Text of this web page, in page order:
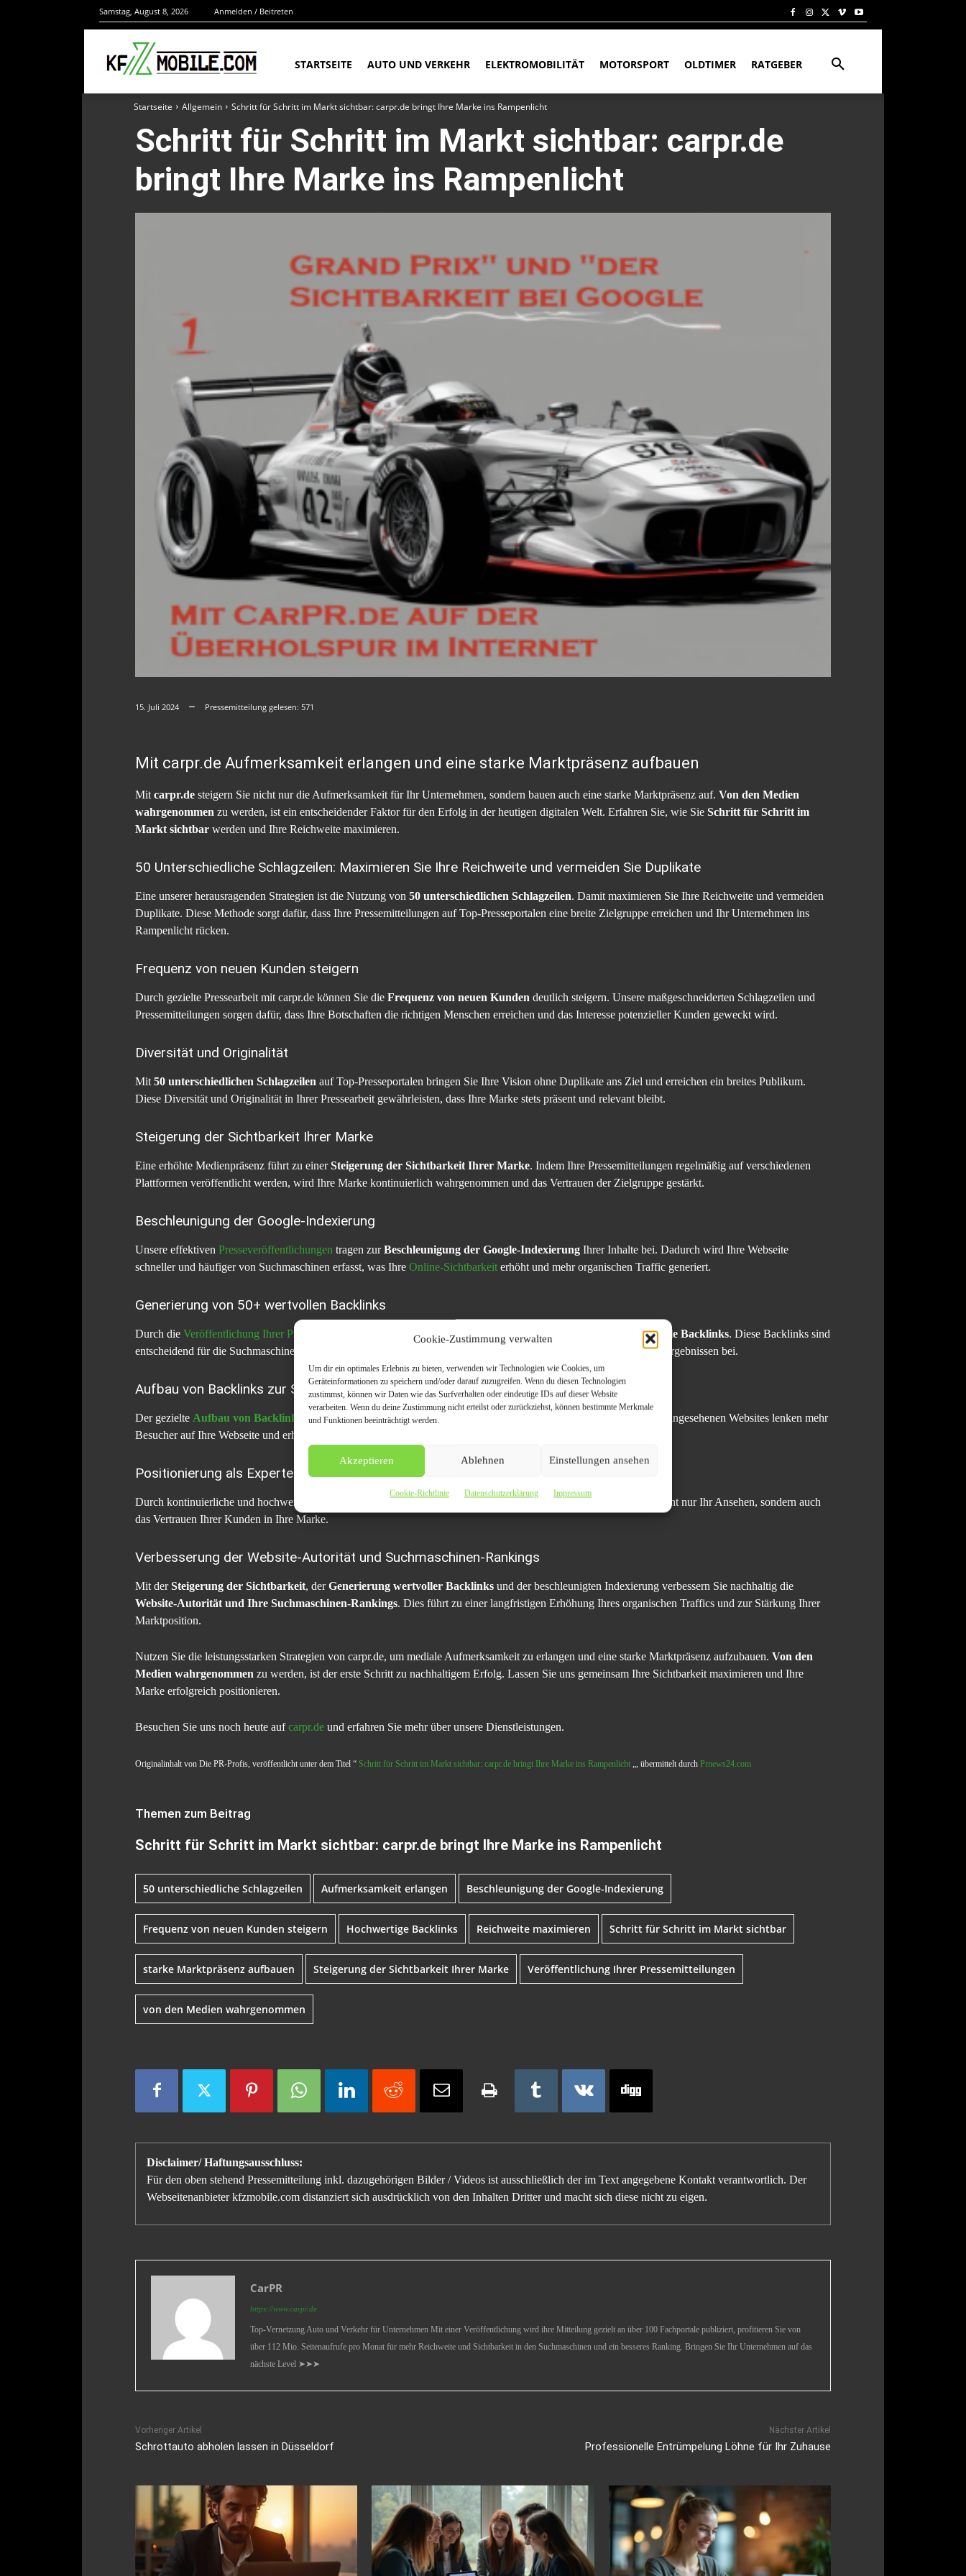
Cookie-Zustimmung verwalten
Um dir ein optimales Erlebnis zu bieten, verwenden wir Technologien wie Cookies, um
Geräteinformationen zu speichern und/oder darauf zuzugreifen. Wenn du diesen Technologien
zustimmst, können wir Daten wie das Surfverhalten oder eindeutige IDs auf dieser Website
verarbeiten. Wenn du deine Zustimmung nicht erteilst oder zurückziehst, können bestimmte Merkmale
und Funktionen beeinträchtigt werden.
Akzeptieren Ablehnen Einstellungen ansehen
Cookie-Richtlinie Datenschutzerklärung Impressum
Samstag, August 8, 2026 Anmelden / Beitreten
STARTSEITE AUTO UND VERKEHR ELEKTROMOBILITÄT MOTORSPORT OLDTIMER RATGEBER
Startseite Allgemein Schritt für Schritt im Markt sichtbar: carpr.de bringt Ihre Marke ins Rampenlicht
Schritt für Schritt im Markt sichtbar: carpr.de
bringt Ihre Marke ins Rampenlicht
15. Juli 2024 Pressemitteilung gelesen: 571
Mit carpr.de Aufmerksamkeit erlangen und eine starke Marktpräsenz aufbauen
Mit carpr.de steigern Sie nicht nur die Aufmerksamkeit für Ihr Unternehmen, sondern bauen auch eine starke Marktpräsenz auf. Von den Medien
wahrgenommen zu werden, ist ein entscheidender Faktor für den Erfolg in der heutigen digitalen Welt. Erfahren Sie, wie Sie Schritt für Schritt im
Markt sichtbar werden und Ihre Reichweite maximieren.
50 Unterschiedliche Schlagzeilen: Maximieren Sie Ihre Reichweite und vermeiden Sie Duplikate
Eine unserer herausragenden Strategien ist die Nutzung von 50 unterschiedlichen Schlagzeilen. Damit maximieren Sie Ihre Reichweite und vermeiden
Duplikate. Diese Methode sorgt dafür, dass Ihre Pressemitteilungen auf Top-Presseportalen eine breite Zielgruppe erreichen und Ihr Unternehmen ins
Rampenlicht rücken.
Frequenz von neuen Kunden steigern
Durch gezielte Pressearbeit mit carpr.de können Sie die Frequenz von neuen Kunden deutlich steigern. Unsere maßgeschneiderten Schlagzeilen und
Pressemitteilungen sorgen dafür, dass Ihre Botschaften die richtigen Menschen erreichen und das Interesse potenzieller Kunden geweckt wird.
Diversität und Originalität
Mit 50 unterschiedlichen Schlagzeilen auf Top-Presseportalen bringen Sie Ihre Vision ohne Duplikate ans Ziel und erreichen ein breites Publikum.
Diese Diversität und Originalität in Ihrer Pressearbeit gewährleisten, dass Ihre Marke stets präsent und relevant bleibt.
Steigerung der Sichtbarkeit Ihrer Marke
Eine erhöhte Medienpräsenz führt zu einerSteigerung der Sichtbarkeit Ihrer Marke. Indem Ihre Pressemitteilungen regelmäßig auf verschiedenen
Plattformen veröffentlicht werden, wird Ihre Marke kontinuierlich wahrgenommen und das Vertrauen der Zielgruppe gestärkt.
Beschleunigung der Google-Indexierung
Unsere effektiven Presseveröffentlichungen tragen zurBeschleunigung der Google-Indexierung Ihrer Inhalte bei. Dadurch wird Ihre Webseite
schneller und häufiger von Suchmaschinen erfasst, was Ihre Online-Sichtbarkeit erhöht und mehr organischen Traffic generiert.
Generierung von 50+ wertvollen Backlinks
Durch die Veröffentlichung Ihrer Pressemitteilungen auf Top-Presseportalen und Websites generieren Sie 50+ wertvolle Backlinks. Diese Backlinks sind
entscheidend für die Suchmaschinenoptimierung (SEO) und tragen zur Verbesserung Ihrer Platzierungen in den Suchergebnissen bei.
Aufbau von Backlinks zur Steigerung des Webseiten-Traffics
Der gezielte Aufbau von Backlinks trägt zurSteigerung des Webseiten-Traffics
von angesehenen Websites lenken mehr
Besucher auf Ihre Webseite und erhöhen die Chancen auf Kundengewinnung.
Positionierung als Experten durch hochwertige Pressearbeit
Durch kontinuierliche und hochwertige Pressearbeit positionieren Sie sich als Experte in Ihrer Branche. Dies stärkt nicht nur Ihr Ansehen, sondern auch
das Vertrauen Ihrer Kunden in Ihre Marke.
Verbesserung der Website-Autorität und Suchmaschinen-Rankings
Mit derSteigerung der Sichtbarkeit, derGenerierung wertvoller Backlinks und der beschleunigten Indexierung verbessern Sie nachhaltig die
Website-Autorität und Ihre Suchmaschinen-Rankings. Dies führt zu einer langfristigen Erhöhung Ihres organischen Traffics und zur Stärkung Ihrer
Marktposition.
Nutzen Sie die leistungsstarken Strategien von carpr.de, um mediale Aufmerksamkeit zu erlangen und eine starke Marktpräsenz aufzubauen. Von den
Medien wahrgenommen zu werden, ist der erste Schritt zu nachhaltigem Erfolg. Lassen Sie uns gemeinsam Ihre Sichtbarkeit maximieren und Ihre
Marke erfolgreich positionieren.
Besuchen Sie uns noch heute aufcarpr.de und erfahren Sie mehr über unsere Dienstleistungen.
Originalinhalt von Die PR-Profis, veröffentlicht unter dem Titel “ Schritt für Schritt im Markt sichtbar: carpr.de bringt Ihre Marke ins Rampenlicht „, übermittelt durch Prnews24.com
Themen zum Beitrag
Schritt für Schritt im Markt sichtbar: carpr.de bringt Ihre Marke ins Rampenlicht
50 unterschiedliche Schlagzeilen Aufmerksamkeit erlangen Beschleunigung der Google-Indexierung
Frequenz von neuen Kunden steigern Hochwertige Backlinks Reichweite maximieren Schritt für Schritt im Markt sichtbar
starke Marktpräsenz aufbauen Steigerung der Sichtbarkeit Ihrer Marke Veröffentlichung Ihrer Pressemitteilungen
von den Medien wahrgenommen
Disclaimer/ Haftungsausschluss:
Für den oben stehend Pressemitteilung inkl. dazugehörigen Bilder / Videos ist ausschließlich der im Text angegebene Kontakt verantwortlich. Der
Webseitenanbieter kfzmobile.com distanziert sich ausdrücklich von den Inhalten Dritter und macht sich diese nicht zu eigen.
CarPR
https://www.carpr.de
Top-Vernetzung Auto und Verkehr für Unternehmen Mit einer Veröffentlichung wird ihre Mitteilung gezielt an über 100 Fachportale publiziert, profitieren Sie von
über 112 Mio. Seitenaufrufe pro Monat für mehr Reichweite und Sichtbarkeit in den Suchmaschinen und ein besseres Ranking. Bringen Sie Ihr Unternehmen auf das
nächste Level ➤➤➤
Vorheriger Artikel
Schrottauto abholen lassen in Düsseldorf
Nächster Artikel
Professionelle Entrümpelung Löhne für Ihr Zuhause